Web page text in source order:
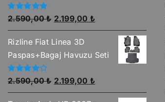
5
üzerinden
5.00oy aldı
2.590,00₺ Orijinal
fiyat:
2.590,00 ₺.
2.199,00 ₺Şu
andaki
2.199,00 ₺.
Rizline Fiat Linea 3D
Paspas+Bagaj Havuzu Seti
5
üzerinden
4.00oy
2.590,00₺ Orijinal
fiyat:
2.199,00 ₺Şu
andaki